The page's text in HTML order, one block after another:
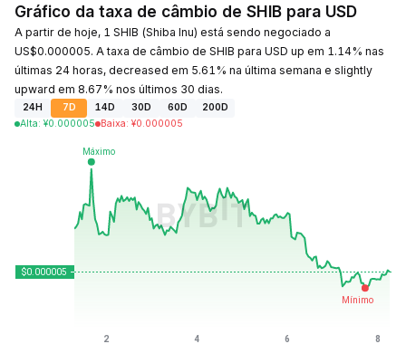
Gráfico da taxa de câmbio de SHIB para USD
A partir de hoje, 1 SHIB (Shiba Inu) está sendo negociado a
US$0.000005. A taxa de câmbio de SHIB para USD up em 1.14% nas
últimas 24 horas, decreased em 5.61% na última semana e slightly
upward em 8.67% nos últimos 30 dias.
24H 7D 14D 30D 60D
200D
Alta: ¥0.000005 Baixa: ¥0.000005